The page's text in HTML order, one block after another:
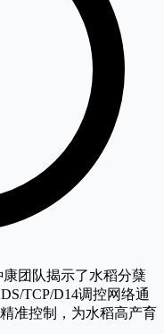
团队揭示了水稻分蘖
TCP/D14调控网络通
准控制，为水稻高产育